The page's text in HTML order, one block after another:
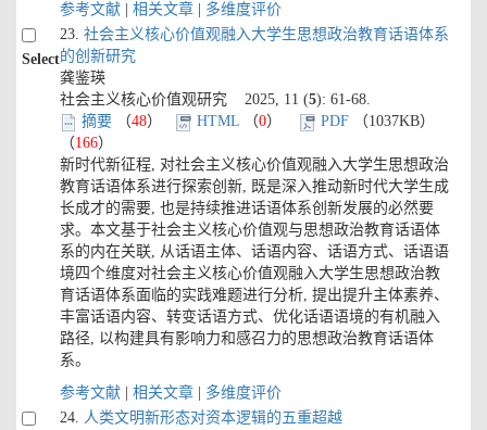
参考文献| 相关文章| 多维度评价
Select
23. 社会主义核心价值观融入大学生思想政治教育话语体系
的创新研究
龚鉴瑛
社会主义核心价值观研究 2025, 11 (5): 61-68.
摘要（48） HTML（0） PDF（1037KB）
（166）
新时代新征程, 对社会主义核心价值观融入大学生思想政治
教育话语体系进行探索创新, 既是深入推动新时代大学生成
长成才的需要, 也是持续推进话语体系创新发展的必然要
求。本文基于社会主义核心价值观与思想政治教育话语体
系的内在关联, 从话语主体、话语内容、话语方式、话语语
境四个维度对社会主义核心价值观融入大学生思想政治教
育话语体系面临的实践难题进行分析, 提出提升主体素养、
丰富话语内容、转变话语方式、优化话语语境的有机融入
路径, 以构建具有影响力和感召力的思想政治教育话语体
系。
参考文献| 相关文章| 多维度评价
24. 人类文明新形态对资本逻辑的五重超越